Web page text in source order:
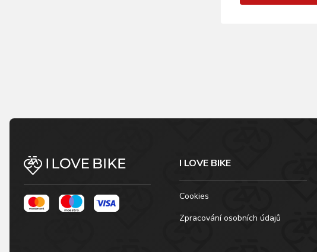
I LOVE BIKE
Cookies
Zpracování osobních údajů